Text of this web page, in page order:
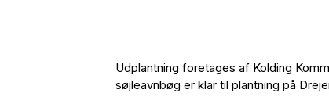
Udplantning foretages af Kolding
søjleavnbøg er klar til plantning på